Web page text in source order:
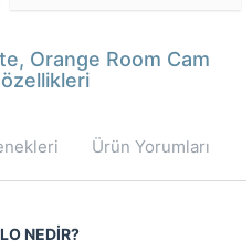
Orange Room Cam
Ürün Yorumları
NEDİR?